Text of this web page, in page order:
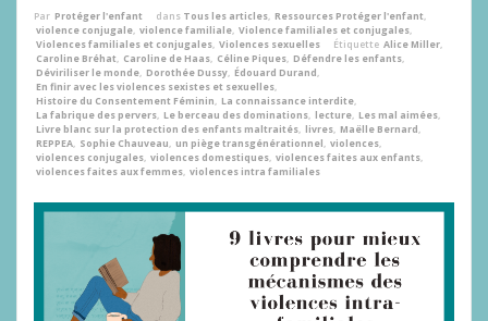
Par Protéger l'enfant dans Tous les articles, Ressources Protéger l'enfant,
violence conjugale, violence familiale, Violence familiales et conjugales,
Violences familiales et conjugales, Violences sexuelles Étiquette Alice Miller,
Caroline Bréhat, Caroline de Haas, Céline Piques, Défendre les enfants,
Déviriliser le monde, Dorothée Dussy, Édouard Durand,
En finir avec les violences sexistes et sexuelles,
Histoire du Consentement Féminin, La connaissance interdite,
La fabrique des pervers, Le berceau des dominations, lecture, Les mal aimées,
Livre blanc sur la protection des enfants maltraités, livres, Maëlle Bernard,
REPPEA, Sophie Chauveau, un piège transgénérationnel, violences,
violences conjugales, violences domestiques, violences faites aux enfants,
violences faites aux femmes, violences intra familiales